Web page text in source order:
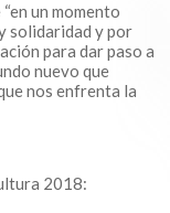
un momento
solidaridad y por
para dar paso a
nuevo que
nos enfrenta la
2018: